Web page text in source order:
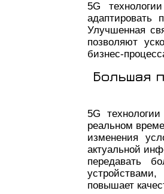
5G
адаптировать
Улучшенная
позволяют
бизнес-
Большая
5G
реальном
изменения
актуальной
передавать
повышает